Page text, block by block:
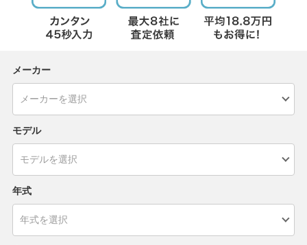
メーカー
モデル
年式